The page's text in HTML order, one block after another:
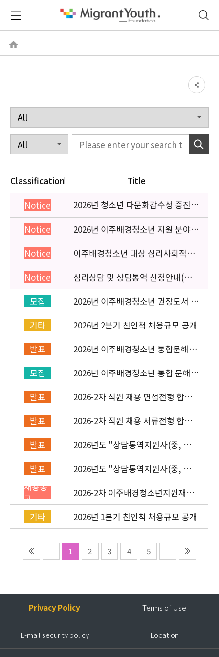
Classification Title
Notice
2026년 청소년 다문화감수성 증진
프로그램 「다가감」신청기관 안내
Notice
2026년 이주배경청소년 지원 분야
종사자 역량강화 교육 일정 안내
Notice
이주배경청소년 대상 심리사회적응
검사 연수동영상 개편 안내
Notice
심리상담 및 상담통역 신청안내(의뢰
서첨부)
모집
2026년 이주배경청소년 권장도서 목
록 구성을 위한 청소년 참여 이벤트
안내
기타
2026년 2분기 친인척 채용규모 공개
발표
2026년 이주배경청소년 통합문해력
교육지원사업 수행기관 선정 결과 발
표
모집
2026년 이주배경청소년 통합 문해력
교육지원 사업 위탁기관 신청 공고
발표
2026-2차 직원 채용 면접전형 합격
자 발표 및 적격심사 안내
발표
2026-2차 직원 채용 서류전형 합격
자 발표 및 면접전형 안내
발표
2026년도 "상담통역지원사(중, 베,
러, 몽)" 면접심사 합격자 발표
발표
2026년도 "상담통역지원사(중, 베,
러, 몽)" 서류심사 합격자 발표
채용공
고
2026-2차 이주배경청소년지원재단
직원(기획운영실/사업운영부/개발
협력부) 채용공고 (~4/26)
기타 2026년 1분기 친인척 채용규모 공개
1 2 3 4 5
Privacy Policy Terms of Use
E-mail security policy Location